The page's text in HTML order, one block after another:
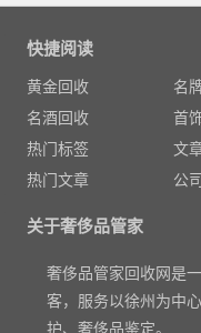
快捷阅读
黄金回收 名
名酒回收
首
热门标签
文
热门文章
公
关于奢侈品管家
奢侈品管家回收网是
客，服务以徐州为中
护、奢侈品鉴定。